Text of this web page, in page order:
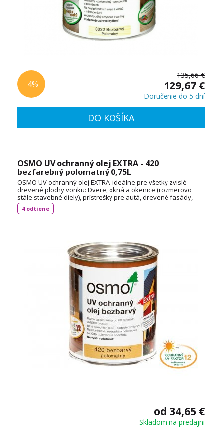
135,66 €
-4% 129,67 €
Doručenie do 5 dní
DO KOŠÍKA
OSMO UV ochranný olej EXTRA - 420
bezfarebný polomatný 0,75L
OSMO UV ochranný olej EXTRA ideálne pre všetky zvislé
drevené plochy vonku: Dvere, okná a okenice (rozmerovo
stále stavebné diely), prístrešky pre autá, drevené fasády,
balkóny, ploty, pergoly a záhradné domčeky (rozmerovo
nestále stavebné diely ). Spotreba: cca 55 ml / m² TECHNICKÝ
4 odtiene
od 34,65 €
Skladom na predajni